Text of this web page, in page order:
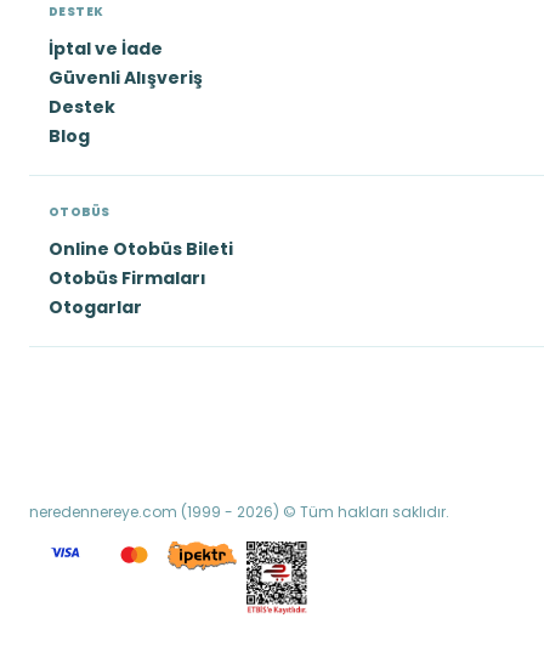
DESTEK
İptal ve İade
Güvenli Alışveriş
Destek
Blog
OTOBÜS
Online Otobüs Bileti
Otobüs Firmaları
Otogarlar
neredennereye.com (1999 - 2026) © Tüm hakları saklıdır.